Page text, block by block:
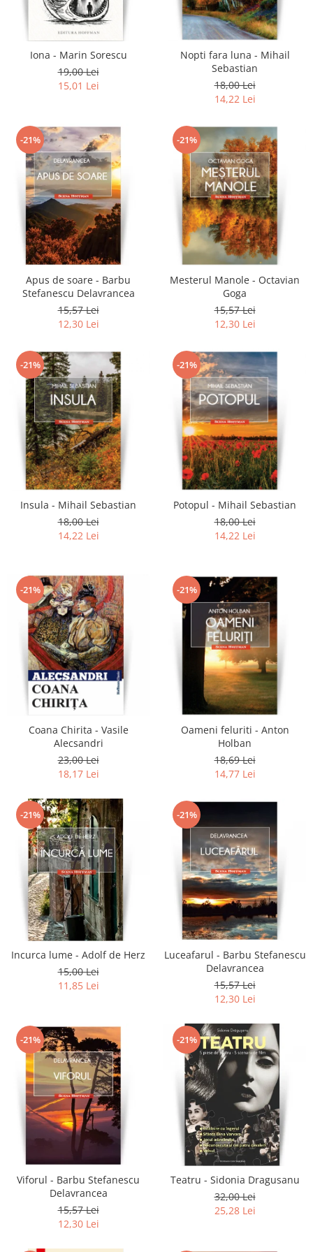
Literatura
Contemporana
Non-fictiune
Calatorii
Memorii
Publicistica / Reportaje / Interviuri
Stiinte umaniste
Istorie
Sociologie si filozofie
Iona - Marin Sorescu
19,00 Lei
15,01 Lei
Nopti fara luna - Mihail
Sebastian
18,00 Lei
14,22 Lei
-21%
Apus de soare - Barbu
Stefanescu Delavrancea
15,57 Lei
12,30 Lei
-21%
Mesterul Manole - Octavian
Goga
15,57 Lei
12,30 Lei
-21%
Insula - Mihail Sebastian
18,00 Lei
14,22 Lei
-21%
Potopul - Mihail Sebastian
18,00 Lei
14,22 Lei
-21%
Coana Chirita - Vasile
Alecsandri
23,00 Lei
18,17 Lei
-21%
Oameni feluriti - Anton
Holban
18,69 Lei
14,77 Lei
-21%
Incurca lume - Adolf de Herz
15,00 Lei
11,85 Lei
-21%
Luceafarul - Barbu Stefanescu
Delavrancea
15,57 Lei
12,30 Lei
-21%
Viforul - Barbu Stefanescu
Delavrancea
15,57 Lei
12,30 Lei
-21%
Teatru - Sidonia Dragusanu
32,00 Lei
25,28 Lei